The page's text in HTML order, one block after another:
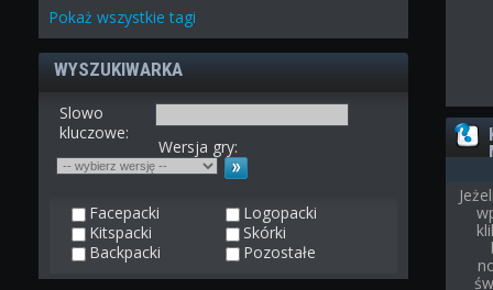
Pokażwszystkie tagi
WYSZUKIWARKA
Slowo
kluczowe:
Wersja gry:
Facepacki
Logopacki
Kitspacki
Skórki
Backpacki
Pozostałe